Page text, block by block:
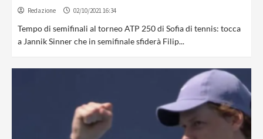
Redazione 02/10/2021 16:34
Tempo di semifinali al torneo ATP 250 di Sofia di tennis: tocca
a Jannik Sinner che in semifinale sfiderà Filip...